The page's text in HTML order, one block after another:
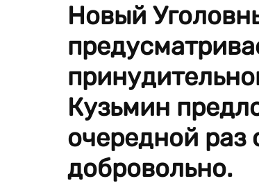
Новый
Кузьмин
очередной раз
добровольно.